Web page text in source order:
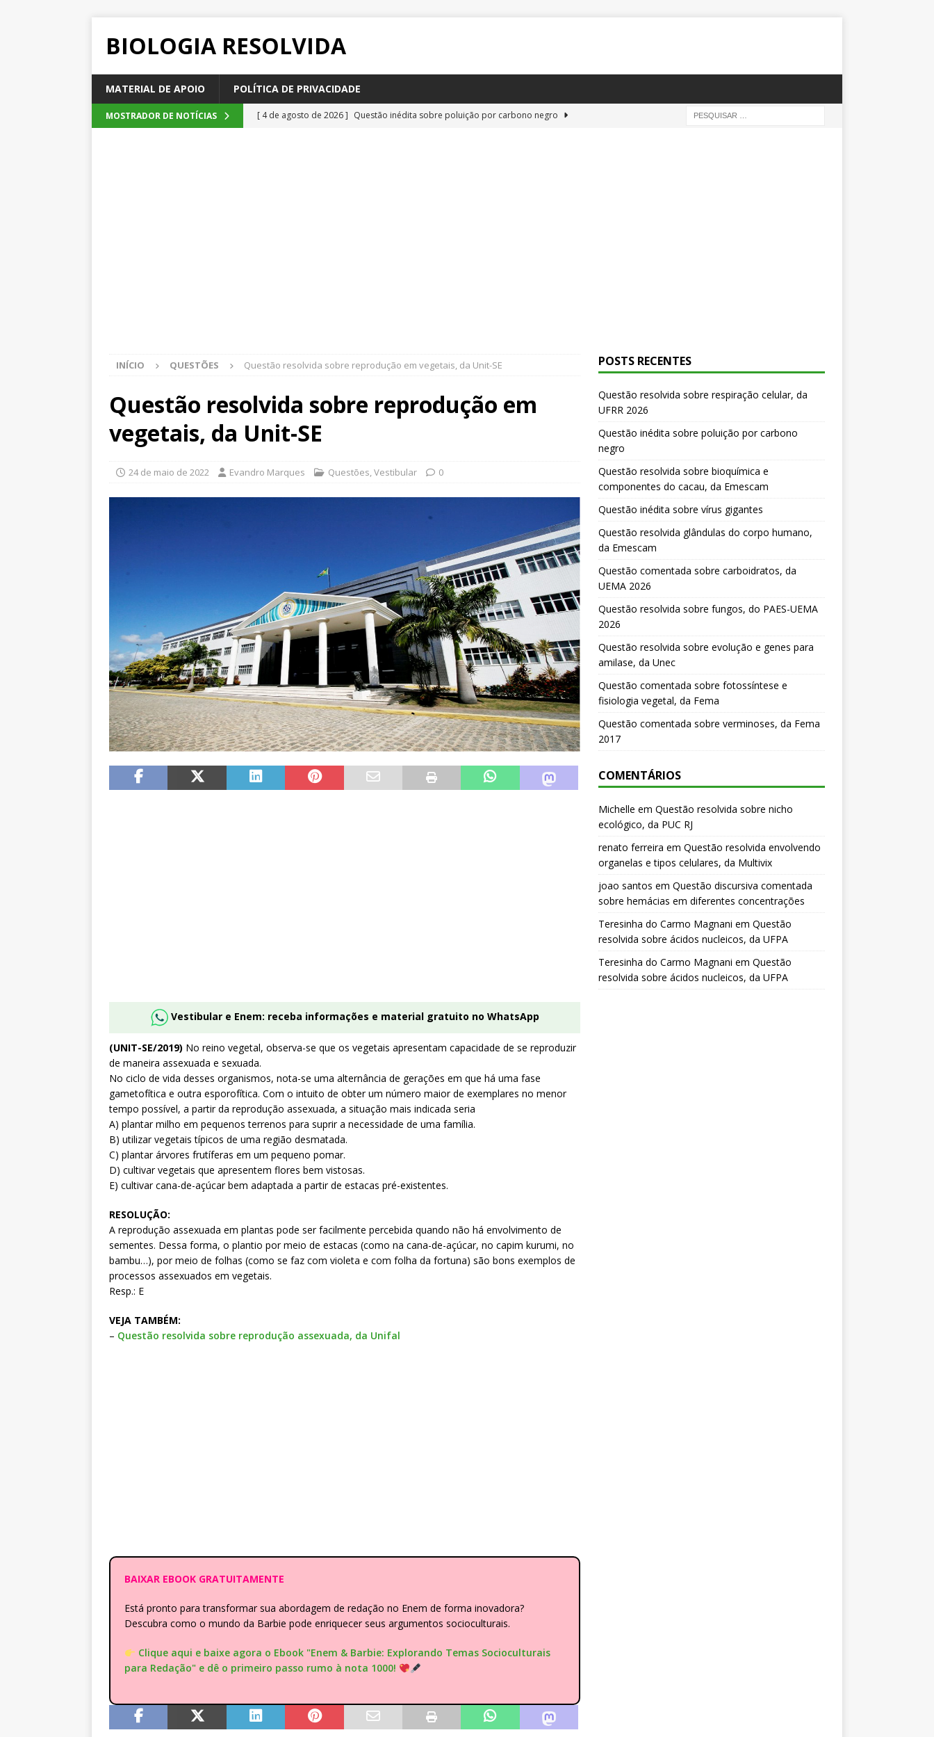
BIOLOGIA RESOLVIDA
MATERIAL DE APOIO POLÍTICA DE PRIVACIDADE
MOSTRADOR DE NOTÍCIAS [ 4 de agosto de 2026 ] Questão inédita sobre poluição por carbono negro
INÍCIO QUESTÕES Questão resolvida sobre reprodução em vegetais, da Unit-SE
Questão resolvida sobre reprodução em
vegetais, da Unit-SE
24 de maio de 2022 Evandro Marques Questões,Vestibular 0
Vestibular e Enem: receba informações e material gratuito no WhatsApp
(UNIT-SE/2019) No reino vegetal, observa-se que os vegetais apresentam capacidade de se reproduzir
de maneira assexuada e sexuada.
No ciclo de vida desses organismos, nota-se uma alternância de gerações em que há uma fase
gametofítica e outra esporofítica. Com o intuito de obter um número maior de exemplares no menor
tempo possível, a partir da reprodução assexuada, a situação mais indicada seria
A) plantar milho em pequenos terrenos para suprir a necessidade de uma família.
B) utilizar vegetais típicos de uma região desmatada.
C) plantar árvores frutíferas em um pequeno pomar.
D) cultivar vegetais que apresentem flores bem vistosas.
E) cultivar cana-de-açúcar bem adaptada a partir de estacas pré-existentes.
RESOLUÇÃO:
A reprodução assexuada em plantas pode ser facilmente percebida quando não há envolvimento de
sementes. Dessa forma, o plantio por meio de estacas (como na cana-de-açúcar, no capim kurumi, no
bambu…), por meio de folhas (como se faz com violeta e com folha da fortuna) são bons exemplos de
processos assexuados em vegetais.
Resp.: E
VEJA TAMBÉM:
– Questão resolvida sobre reprodução assexuada, da Unifal
BAIXAR EBOOK GRATUITAMENTE
Está pronto para transformar sua abordagem de redação no Enem de forma inovadora?
Descubra como o mundo da Barbie pode enriquecer seus argumentos socioculturais.
Clique aqui e baixe agora o Ebook "Enem & Barbie: Explorando Temas Socioculturais
para Redação" e dê o primeiro passo rumo à nota 1000!
POSTS RECENTES
Questão resolvida sobre respiração celular, da
UFRR 2026
Questão inédita sobre poluição por carbono
negro
Questão resolvida sobre bioquímica e
componentes do cacau, da Emescam
Questão inédita sobre vírus gigantes
Questão resolvida glândulas do corpo humano,
da Emescam
Questão comentada sobre carboidratos, da
UEMA 2026
Questão resolvida sobre fungos, do PAES-UEMA
2026
Questão resolvida sobre evolução e genes para
amilase, da Unec
Questão comentada sobre fotossíntese e
fisiologia vegetal, da Fema
Questão comentada sobre verminoses, da Fema
2017
COMENTÁRIOS
Michelle em Questão resolvida sobre nicho
ecológico, da PUC RJ
renato ferreira em Questão resolvida envolvendo
organelas e tipos celulares, da Multivix
joao santos em Questão discursiva comentada
sobre hemácias em diferentes concentrações
Teresinha do Carmo Magnani em Questão
resolvida sobre ácidos nucleicos, da UFPA
Teresinha do Carmo Magnani em Questão
resolvida sobre ácidos nucleicos, da UFPA